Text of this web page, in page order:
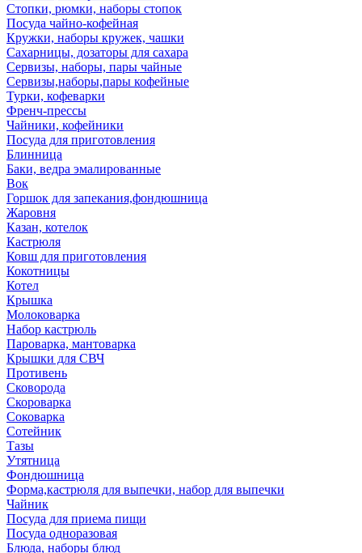
Стопки, рюмки, наборы стопок
Посуда чайно-кофейная
Кружки, наборы кружек, чашки
Сахарницы, дозаторы для сахара
Сервизы, наборы, пары чайные
Сервизы,наборы,пары кофейные
Турки, кофеварки
Френч-прессы
Чайники, кофейники
Посуда для приготовления
Блинница
Баки, ведра эмалированные
Вок
Горшок для запекания,фондюшница
Жаровня
Казан, котелок
Кастрюля
Ковш для приготовления
Кокотницы
Котел
Крышка
Молоковарка
Набор кастрюль
Пароварка, мантоварка
Крышки для СВЧ
Противень
Сковорода
Скороварка
Соковарка
Сотейник
Тазы
Утятница
Фондюшница
Форма,кастрюля для выпечки, набор для выпечки
Чайник
Посуда для приема пищи
Посуда одноразовая
Блюда, наборы блюд